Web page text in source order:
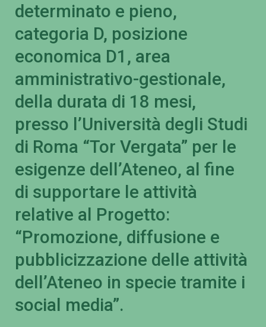
determinato e pieno,
categoria D, posizione
economica D1, area
amministrativo-gestionale,
della durata di 18 mesi,
presso l’Università degli Studi
di Roma “Tor Vergata” per le
esigenze dell’Ateneo, al fine
di supportare le attività
relative al Progetto:
“Promozione, diffusione e
pubblicizzazione delle attività
dell’Ateneo in specie tramite i
social media”.